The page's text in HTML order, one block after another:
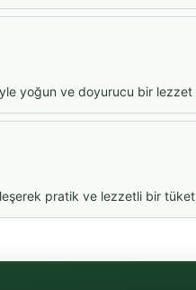
yoğun ve doyurucu bir lezzet
pratik ve lezzetli bir